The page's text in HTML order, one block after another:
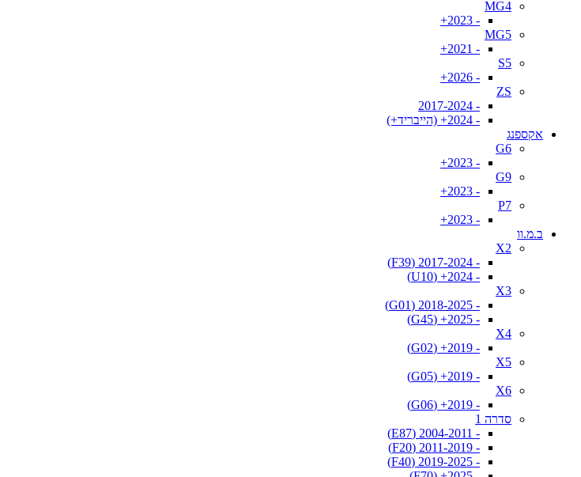
MG4
- 2023+
MG5
- 2021+
S5
- 2026+
ZS
- 2017-2024
- 2024+ (הייבריד+)
אקספנג
G6
- 2023+
G9
- 2023+
P7
- 2023+
ב.מ.וו
X2
- 2017-2024 (F39)
- 2024+ (U10)
X3
- 2018-2025 (G01)
- 2025+ (G45)
X4
- 2019+ (G02)
X5
- 2019+ (G05)
X6
- 2019+ (G06)
סדרה 1
- 2004-2011 (E87)
- 2011-2019 (F20)
- 2019-2025 (F40)